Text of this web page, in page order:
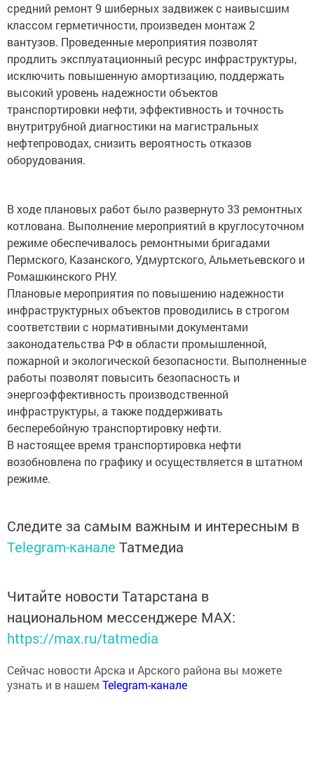
средний ремонт 9 шиберных задвижек с наивысшим
классом герметичности, произведен монтаж 2
вантузов. Проведенные мероприятия позволят
продлить эксплуатационный ресурс инфраструктуры,
исключить повышенную амортизацию, поддержать
высокий уровень надежности объектов
транспортировки нефти, эффективность и точность
внутритрубной диагностики на магистральных
нефтепроводах, снизить вероятность отказов
оборудования.
В ходе плановых работ было развернуто 33 ремонтных
котлована. Выполнение мероприятий в круглосуточном
режиме обеспечивалось ремонтными бригадами
Пермского, Казанского, Удмуртского, Альметьевского и
Ромашкинского РНУ.
Плановые мероприятия по повышению надежности
инфраструктурных объектов проводились в строгом
соответствии с нормативными документами
законодательства РФ в области промышленной,
пожарной и экологической безопасности. Выполненные
работы позволят повысить безопасность и
энергоэффективность производственной
инфраструктуры, а также поддерживать
бесперебойную транспортировку нефти.
В настоящее время транспортировка нефти
возобновлена по графику и осуществляется в штатном
режиме.
Следите за самым важным и интересным в
Telegram-канале Татмедиа
Читайте новости Татарстана в
национальном мессенджере MАХ:
https://max.ru/tatmedia
Сейчас новости Арска и Арского района вы можете
узнать и в нашем Telegram-канале